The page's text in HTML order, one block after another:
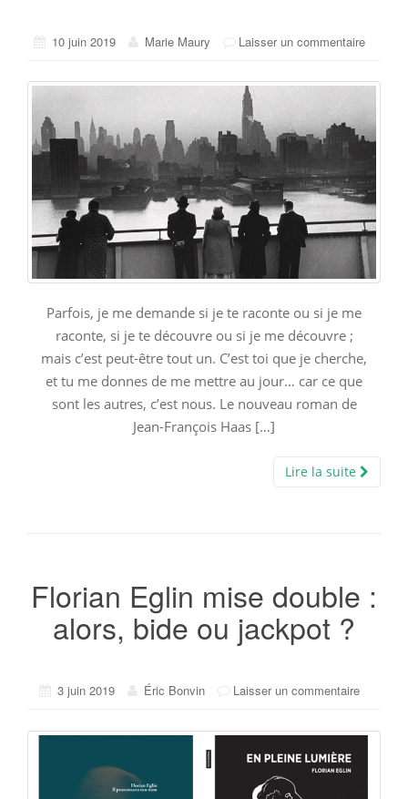
10 juin 2019 Marie Maury Laisser un commentaire
Parfois, je me demande si je te raconte ou si je me
raconte, si je te découvre ou si je me découvre ;
mais c’est peut-être tout un. C’est toi que je cherche,
et tu me donnes de me mettre au jour… car ce que
sont les autres, c’est nous. Le nouveau roman de
Jean-François Haas […]
Lire la suite
Florian Eglin mise double :
alors, bide ou jackpot ?
3 juin 2019 Éric Bonvin Laisser un commentaire